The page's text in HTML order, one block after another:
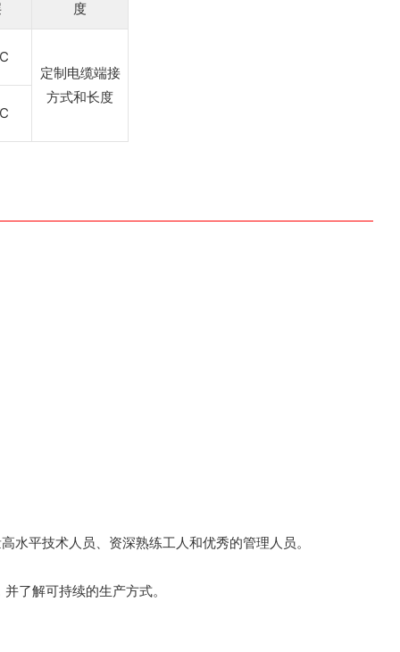
度
定制电缆端接
方式和长度
平技术人员、资深熟练工人和优秀的管理人员。
了解可持续的生产方式。